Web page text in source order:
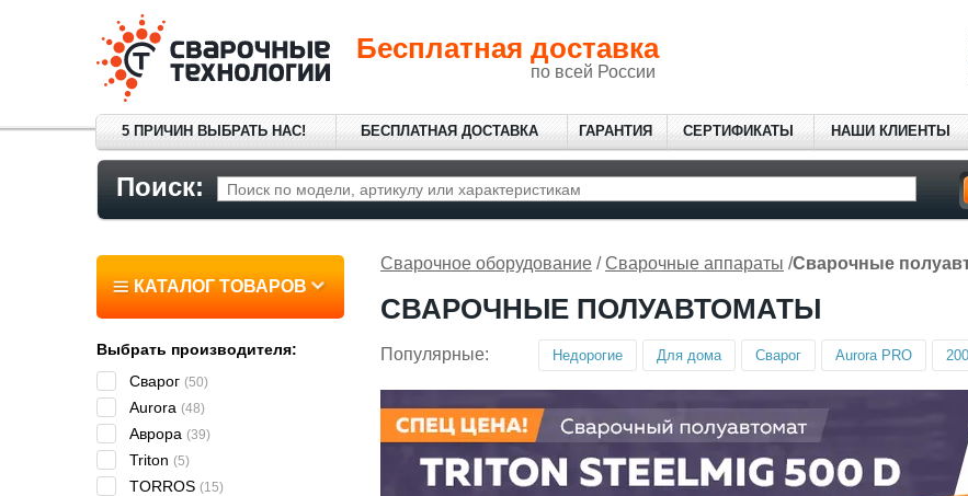
Бесплатная доставка
по всей России
5 ПРИЧИН ВЫБРАТЬ НАС! БЕСПЛАТНАЯ ДОСТАВКА ГАРАНТИЯ СЕРТИФИКАТЫ НАШИ КЛИЕНТЫ
Поиск:
Сварочное оборудование / Сварочные аппараты /Сварочные
СВАРОЧНЫЕ ПОЛУАВТОМАТЫ
Популярные: Недорогие Для дома Сварог Aurora PRO
КАТАЛОГ ТОВАРОВ
Выбрать производителя:
Сварог (50)
Aurora (48)
Аврора (39)
Triton (5)
TORROS (15)